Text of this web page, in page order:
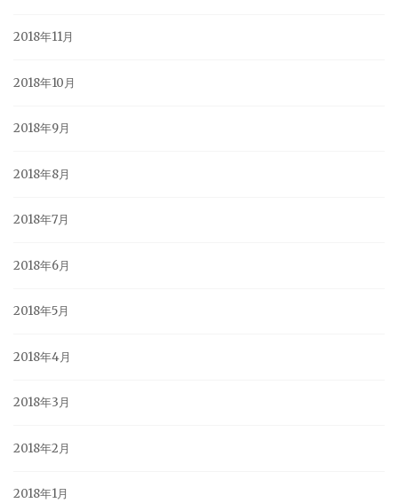
2018年11月
2018年10月
2018年9月
2018年8月
2018年7月
2018年6月
2018年5月
2018年4月
2018年3月
2018年2月
2018年1月